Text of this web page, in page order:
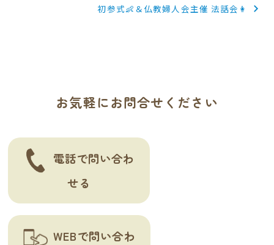
初参式👶＆仏教婦人会主催 法話会👩
お気軽にお問合せください
電話で問い合わ
せる
WEBで問い合わ